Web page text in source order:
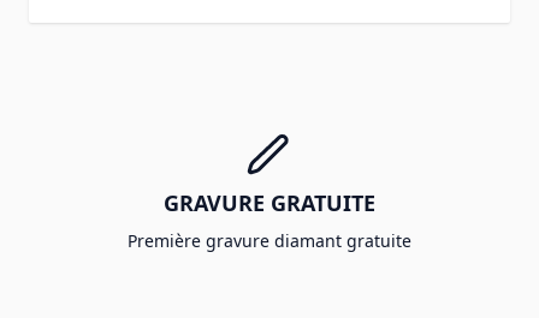
GRAVURE GRATUITE
Première gravure diamant gratuite